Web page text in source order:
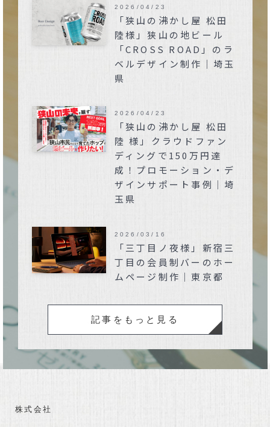
「狭山の沸かし屋 松田
陸様」狭山の地ビール
「CROSS ROAD」のラ
ベルデザイン制作｜埼玉
県
2026/04/23
「狭山の沸かし屋 松田
陸 様」クラウドファン
ディングで150万円達
成！プロモーション・デ
ザインサポート事例｜埼
玉県
2026/04/23
「三丁目ノ夜様」新宿三
丁目の会員制バーのホー
ムページ制作｜東京都
2026/03/16
記事をもっと見る
株式会社